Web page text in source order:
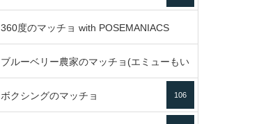
360度のマッチョ with POSEMANIACS
49
ブルーベリー農家のマッチョ(エミューもい
るよ) 72
ボクシングのマッチョ 106